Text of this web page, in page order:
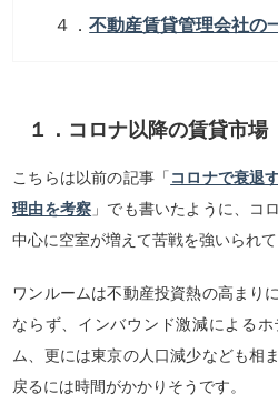
４．不動産賃貸管理会社の
１．コロナ以降の賃貸市場
こちらは以前の記事「 コロナで衰退
理由を考察 」でも書いたように、コ
中心に空室が増えて苦戦を強いられて
ワンルームは不動産投資熱の高まり
ならず、インバウンド激減による
ム、更には東京の人口減少なども相
戻るには時間がかかりそうです。